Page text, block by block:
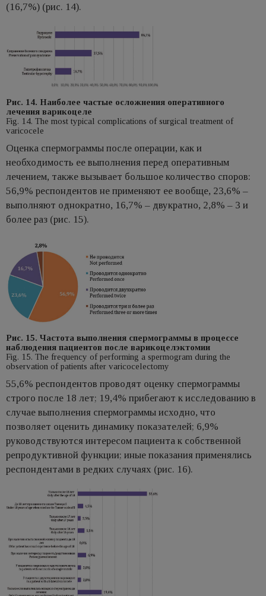
(16,7%) (рис. 14).
Рис. 14. Наиболее частые осложнения оперативного
лечения варикоцеле
Fig. 14. The most typical complications of surgical treatment of
varicocele
Оценка спермограммы после операции, как и
необходимость ее выполнения перед оперативным
лечением, также вызывает большое количество споров:
56,9% респондентов не применяют ее вообще, 23,6% –
выполняют однократно, 16,7% – двукратно, 2,8% – 3 и
более раз (рис. 15).
Рис. 15. Частота выполнения спермограммы в процессе
наблюдения пациентов после варикоцелэктомии
Fig. 15. The frequency of performing a spermogram during the
observation of patients after varicocelectomy
55,6% респондентов проводят оценку спермограммы
строго после 18 лет; 19,4% прибегают к исследованию в
случае выполнения спермограммы исходно, что
позволяет оценить динамику показателей; 6,9%
руководствуются интересом пациента к собственной
репродуктивной функции; иные показания применялись
респондентами в редких случаях (рис. 16).